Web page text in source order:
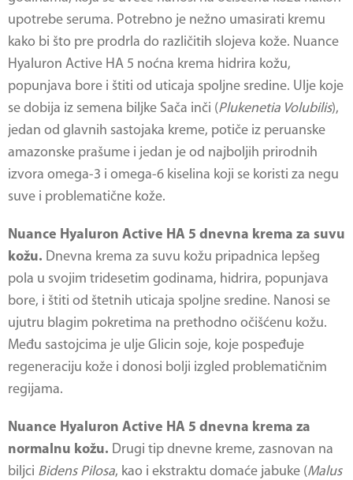
upotrebe seruma. Potrebno je nežno umasirati kremu
kako bi što pre prodrla do različitih slojeva kože. Nuance
Hyaluron Active HA 5 noćna krema hidrira kožu,
popunjava bore i štiti od uticaja spoljne sredine. Ulje koje
se dobija iz semena biljke Sača inči (Plukenetia Volubilis),
jedan od glavnih sastojaka kreme, potiče iz peruanske
amazonske prašume i jedan je od najboljih prirodnih
izvora omega-3 i omega-6 kiselina koji se koristi za negu
suve i problematične kože.
Nuance Hyaluron Active HA 5 dnevna krema za suvu
kožu. Dnevna krema za suvu kožu pripadnica lepšeg
pola u svojim tridesetim godinama, hidrira, popunjava
bore, i štiti od štetnih uticaja spoljne sredine. Nanosi se
ujutru blagim pokretima na prethodno očišćenu kožu.
Među sastojcima je ulje Glicin soje, koje pospeđuje
regeneraciju kože i donosi bolji izgled problematičnim
regijama.
Nuance Hyaluron Active HA 5 dnevna krema za
normalnu kožu. Drugi tip dnevne kreme, zasnovan na
biljci Bidens Pilosa, kao i ekstraktu domaće jabuke (Malus